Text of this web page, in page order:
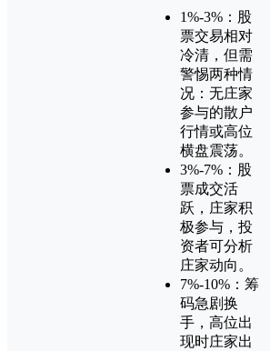
1%-3%：股
票交易相对
冷清，但需
警惕两种情
况：无庄家
参与的散户
行情或高位
横盘震荡。
3%-7%：股
票成交活
跃，庄家积
极参与，投
资者可分析
庄家动向。
7%-10%：筹
码急剧换
手，高位出
现时庄家出